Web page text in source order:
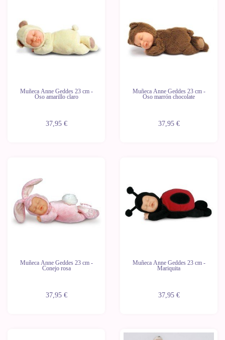
Muñeca Anne Geddes 23 cm -
Oso amarillo claro
37,95 €
Muñeca Anne Geddes 23 cm -
Oso marrón chocolate
37,95 €
Muñeca Anne Geddes 23 cm -
Conejo rosa
37,95 €
Muñeca Anne Geddes 23 cm -
Mariquita
37,95 €